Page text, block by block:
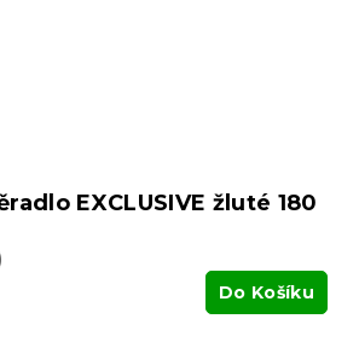
EXCLUSIVE žluté 180
Do Košíku